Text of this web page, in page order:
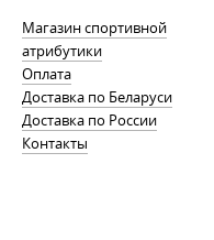
Магазин спортивной
атрибутики
Оплата
Доставка по Беларуси
Доставка по России
Контакты